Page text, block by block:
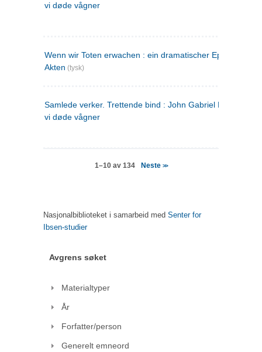
vi døde vågner
Wenn wir Toten erwachen : ein dramatischer Epilog in drei
Akten (tysk)
Samlede verker. Trettende bind : John Gabriel Borkman ;
vi døde vågner
1–10 av 134 Neste >>
Nasjonalbiblioteket i samarbeid med Senter for
Ibsen-studier
Avgrens søket
Materialtyper
År
Forfatter/person
Generelt emneord